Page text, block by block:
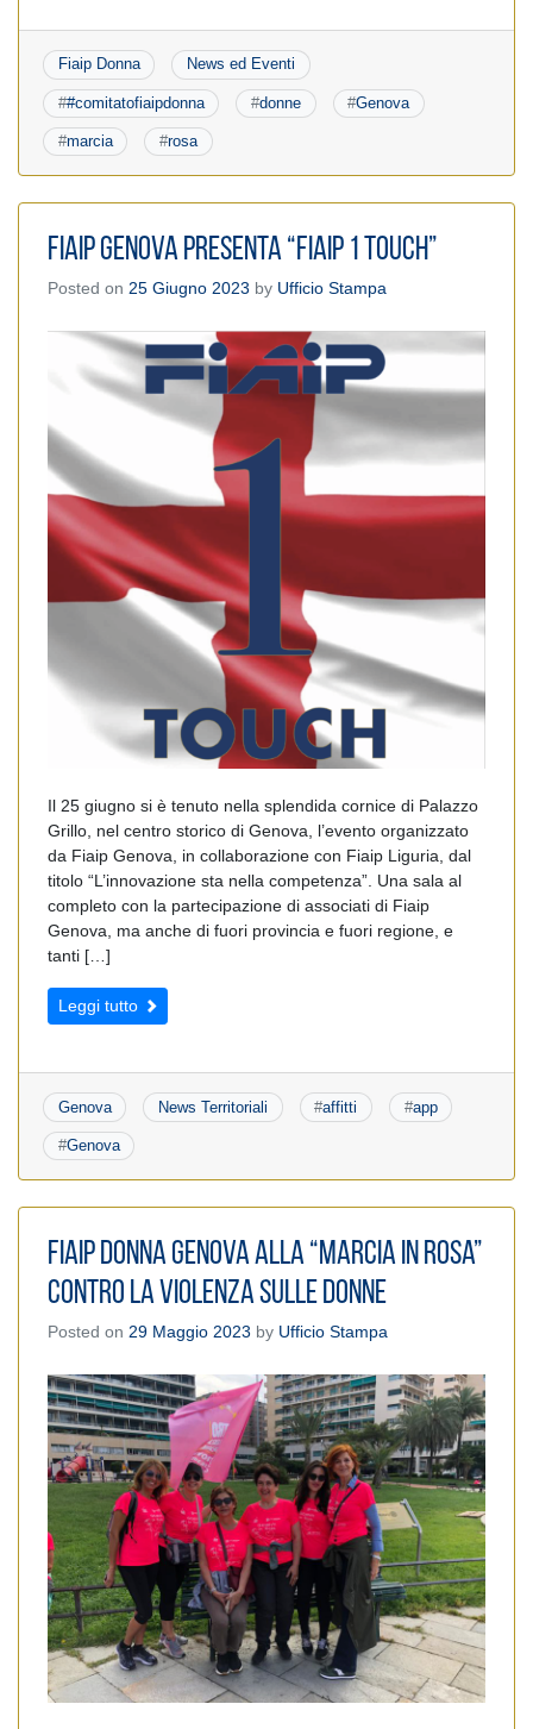
Fiaip Donna News ed Eventi
##comitatofiaipdonna #donne #Genova
#marcia #rosa
Fiaip Genova presenta “FIAIP 1 TOUCH”
Posted on 25 Giugno 2023 by Ufficio Stampa
Il 25 giugno si è tenuto nella splendida cornice di Palazzo
Grillo, nel centro storico di Genova, l’evento organizzato
da Fiaip Genova, in collaborazione con Fiaip Liguria, dal
titolo “L’innovazione sta nella competenza”. Una sala al
completo con la partecipazione di associati di Fiaip
Genova, ma anche di fuori provincia e fuori regione, e
tanti […]
Leggi tutto
Genova News Territoriali #affitti #app
#Genova
Fiaip Donna Genova alla “Marcia in rosa”
contro la violenza sulle donne
Posted on 29 Maggio 2023 by Ufficio Stampa